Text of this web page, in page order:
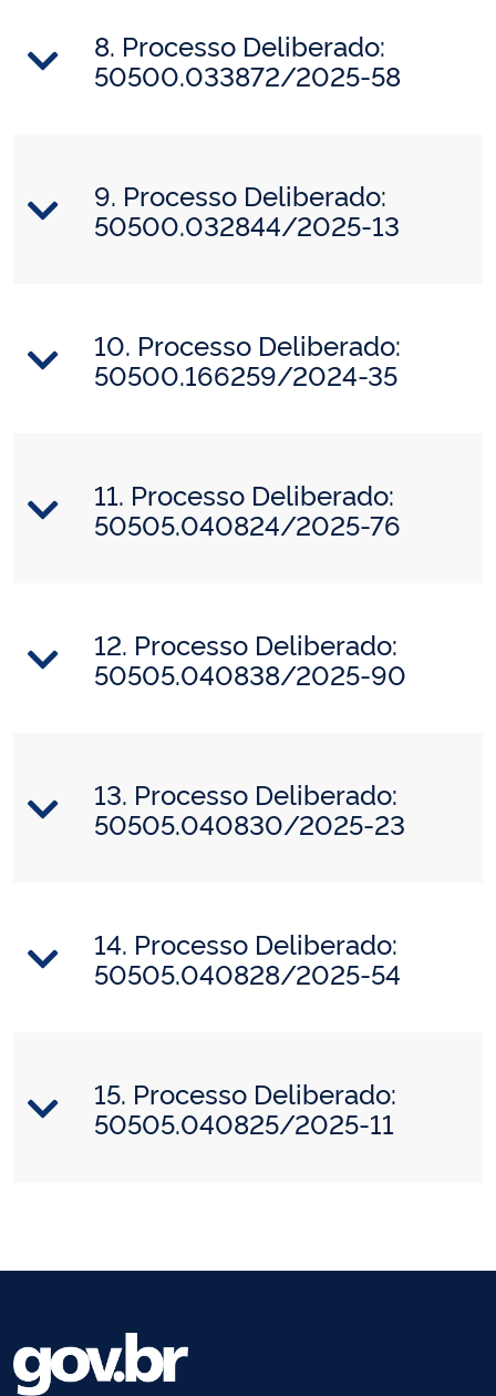
8. Processo Deliberado:
50500.033872/2025-58
9. Processo Deliberado:
50500.032844/2025-13
10. Processo Deliberado:
50500.166259/2024-35
11. Processo Deliberado:
50505.040824/2025-76
12. Processo Deliberado:
50505.040838/2025-90
13. Processo Deliberado:
50505.040830/2025-23
14. Processo Deliberado:
50505.040828/2025-54
15. Processo Deliberado:
50505.040825/2025-11